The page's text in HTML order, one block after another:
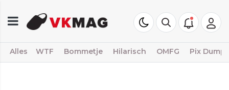
Alles WTF Bommetje Hilarisch OMFG Pix Dump